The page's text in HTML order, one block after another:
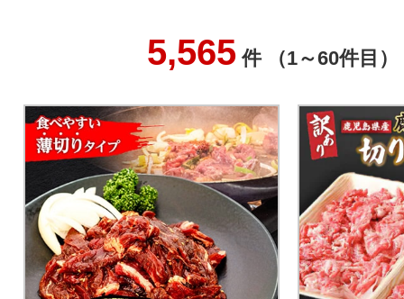
5,565件 （1～60件目）